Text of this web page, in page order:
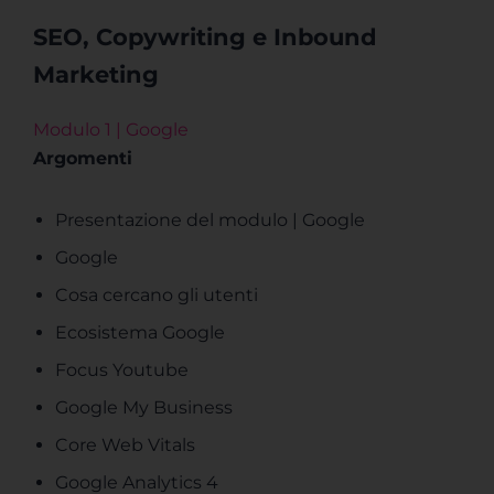
SEO, Copywriting e Inbound
Marketing
Modulo 1 | Google
Argomenti
Presentazione del modulo | Google
Google
Cosa cercano gli utenti
Ecosistema Google
Focus Youtube
Google My Business
Core Web Vitals
Google Analytics 4